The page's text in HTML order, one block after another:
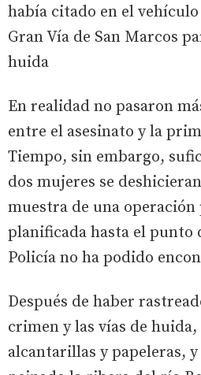
había citado en el
Gran Vía de San Marcos
huida
En realidad no pasaron
entre el asesinato y la
Tiempo, sin embargo,
dos mujeres se
muestra de una
planificada hasta el punto
Policía no ha podido
Después de haber
crimen y las vías de
alcantarillas y papeleras,